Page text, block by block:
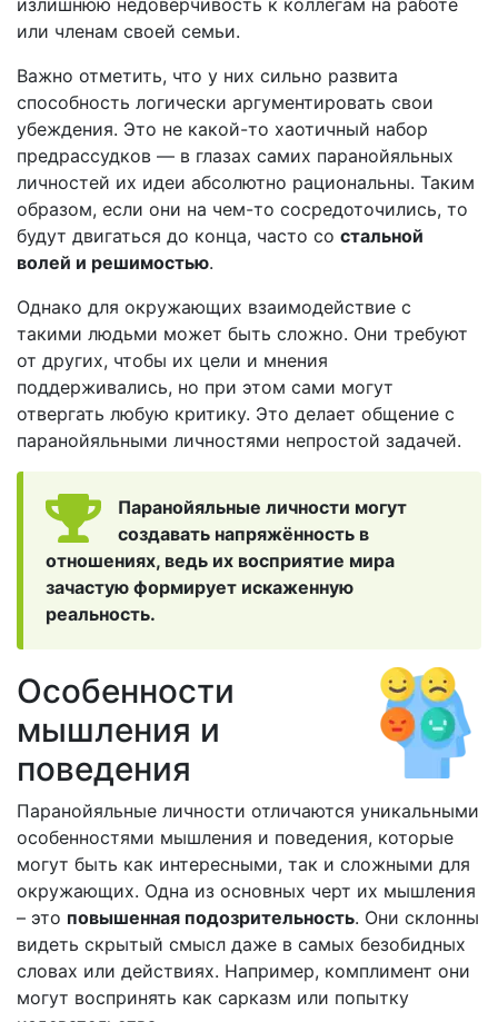
излишнюю недоверчивость к коллегам на работе
или членам своей семьи.
Важно отметить, что у них сильно развита
способность логически аргументировать свои
убеждения. Это не какой-то хаотичный набор
предрассудков — в глазах самих паранойяльных
личностей их идеи абсолютно рациональны. Таким
образом, если они на чем-то сосредоточились, то
будут двигаться до конца, часто со стальной
волей и решимостью.
Однако для окружающих взаимодействие с
такими людьми может быть сложно. Они требуют
от других, чтобы их цели и мнения
поддерживались, но при этом сами могут
отвергать любую критику. Это делает общение с
паранойяльными личностями непростой задачей.
Паранойяльные личности могут
создавать напряжённость в
отношениях, ведь их восприятие мира
зачастую формирует искаженную
реальность.
Особенности
мышления и
поведения
Паранойяльные личности отличаются уникальными
особенностями мышления и поведения, которые
могут быть как интересными, так и сложными для
окружающих. Одна из основных черт их мышления
– это повышенная подозрительность. Они склонны
видеть скрытый смысл даже в самых безобидных
словах или действиях. Например, комплимент они
могут воспринять как сарказм или попытку